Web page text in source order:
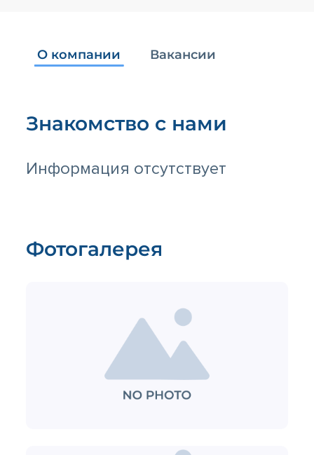
О компании Вакансии
Знакомство с нами
Информация отсутствует
Фотогалерея